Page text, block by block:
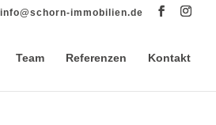
info@schorn-immobilien.de
Team Referenzen Kontakt